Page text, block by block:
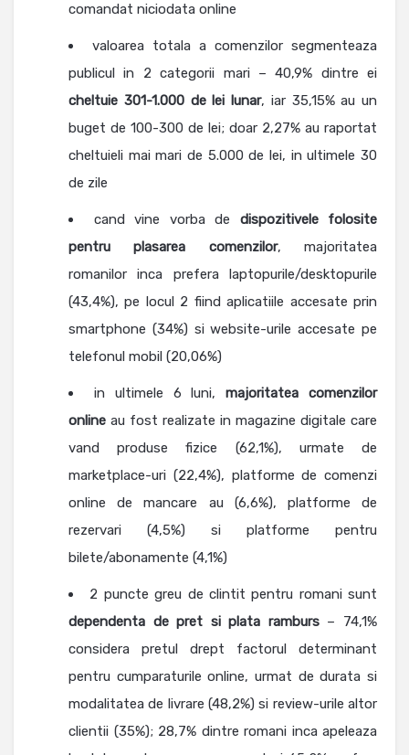
comandat niciodata online
valoarea totala a comenzilor segmenteaza
publicul in 2 categorii mari – 40,9% dintre ei
cheltuie 301-1.000 de lei lunar, iar 35,15% au un
buget de 100-300 de lei; doar 2,27% au raportat
cheltuieli mai mari de 5.000 de lei, in ultimele 30
de zile
cand vine vorba de dispozitivele folosite
pentru plasarea comenzilor, majoritatea
romanilor inca prefera laptopurile/desktopurile
(43,4%), pe locul 2 fiind aplicatiile accesate prin
smartphone (34%) si website-urile accesate pe
telefonul mobil (20,06%)
in ultimele 6 luni, majoritatea comenzilor
online au fost realizate in magazine digitale care
vand produse fizice (62,1%), urmate de
marketplace-uri (22,4%), platforme de comenzi
online de mancare au (6,6%), platforme de
rezervari (4,5%) si platforme pentru
bilete/abonamente (4,1%)
2 puncte greu de clintit pentru romani sunt
dependenta de pret si plata ramburs– 74,1%
considera pretul drept factorul determinant
pentru cumparaturile online, urmat de durata si
modalitatea de livrare (48,2%) si review-urile altor
clientii (35%); 28,7% dintre romani inca apeleaza